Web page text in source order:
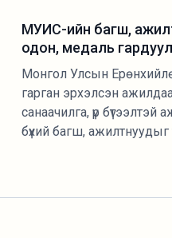
МУИС-ийн багш,
одон, медаль
Монгол Улсын
гарган эрхэлсэн
санаачилга, үр
бүхий багш,